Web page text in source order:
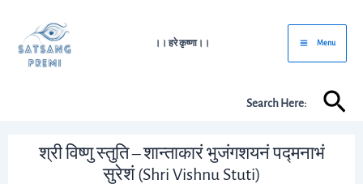
content
।। हरे कृष्णा।।
Main
Menu
Menu
Search Here:
श्री विष्णु स्तुति – शान्ताकारं भुजंगशयनं पद्मनाभं
सुरेशं (Shri Vishnu Stuti)
navigation